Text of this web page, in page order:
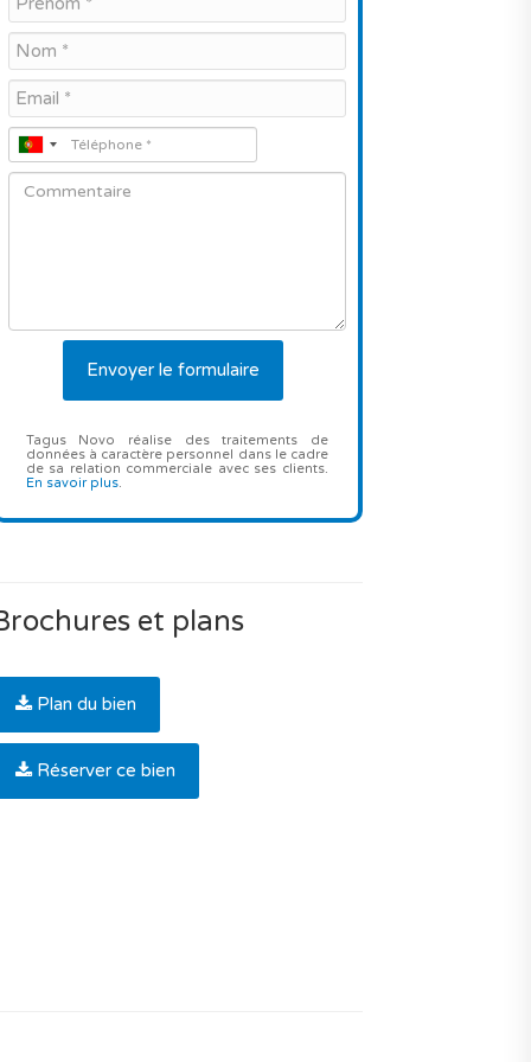
Tagus Novo réalise des traitements de
données à caractère personnel dans le cadre
de sa relation commerciale avec ses clients.
En savoir plus.
et plans
Plan du bien
Réserver ce bien